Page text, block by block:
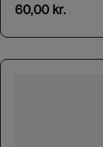
60,00 kr.